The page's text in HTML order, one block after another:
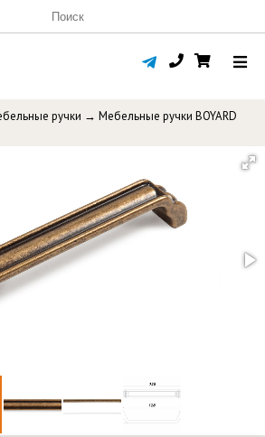
ручки → Мебельные ручки BOYARD